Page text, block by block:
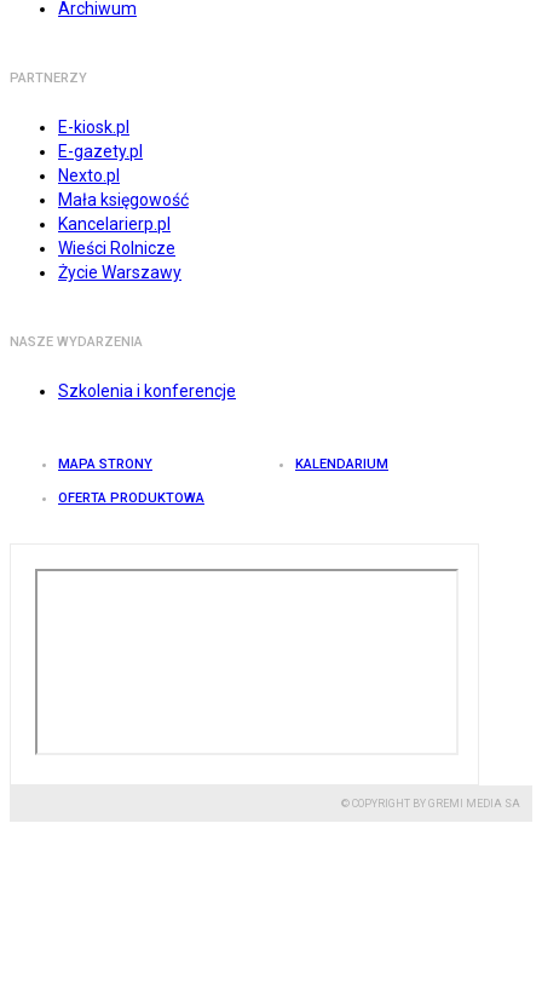
Archiwum
PARTNERZY
E-kiosk.pl
E-gazety.pl
Nexto.pl
Mała księgowość
Kancelarierp.pl
Wieści Rolnicze
Życie Warszawy
NASZE WYDARZENIA
Szkolenia i konferencje
MAPA STRONY KALENDARIUM
OFERTA PRODUKTOWA
© COPYRIGHT BY GREMI MEDIA SA